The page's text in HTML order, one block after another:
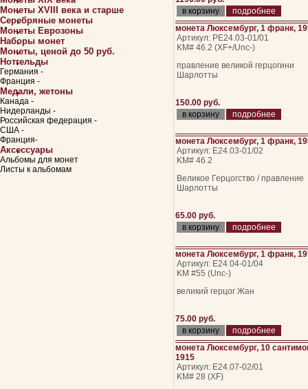
Монеты XVIII века и старше
Серебряные монеты
Монеты Еврозоны
Наборы монет
Монеты, ценой до 50 руб.
Нотгельды
Германия -
Франция -
Медали, жетоны
Канада -
Нидерланды -
Российская федерация -
США -
Франция-
Аксессуары
Альбомы для монет
Листы к альбомам
подробнее
монета Люксембург, 1 франк,
Артикул: РЕ24.03-01/01
KM# 46.2 (XF+/Unc-)
правление великой герцогини
Шарлотты
150.00 руб.
подробнее
монета Люксембург, 1 франк,
Артикул: Е24.03-01/02
KM# 46.2
Великое Герцогство / правление
Шарлотты
65.00 руб.
подробнее
монета Люксембург, 1 франк,
Артикул: Е24.04-01/04
KM #55 (Unc-)
великий герцог Жан
75.00 руб.
подробнее
монета Люксембург, 10
1915
Артикул: Е24.07-02/01
KM# 28 (XF)